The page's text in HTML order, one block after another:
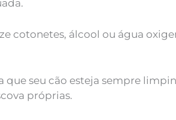
cotonetes, álcool ou água
seu cão esteja sempre
próprias.